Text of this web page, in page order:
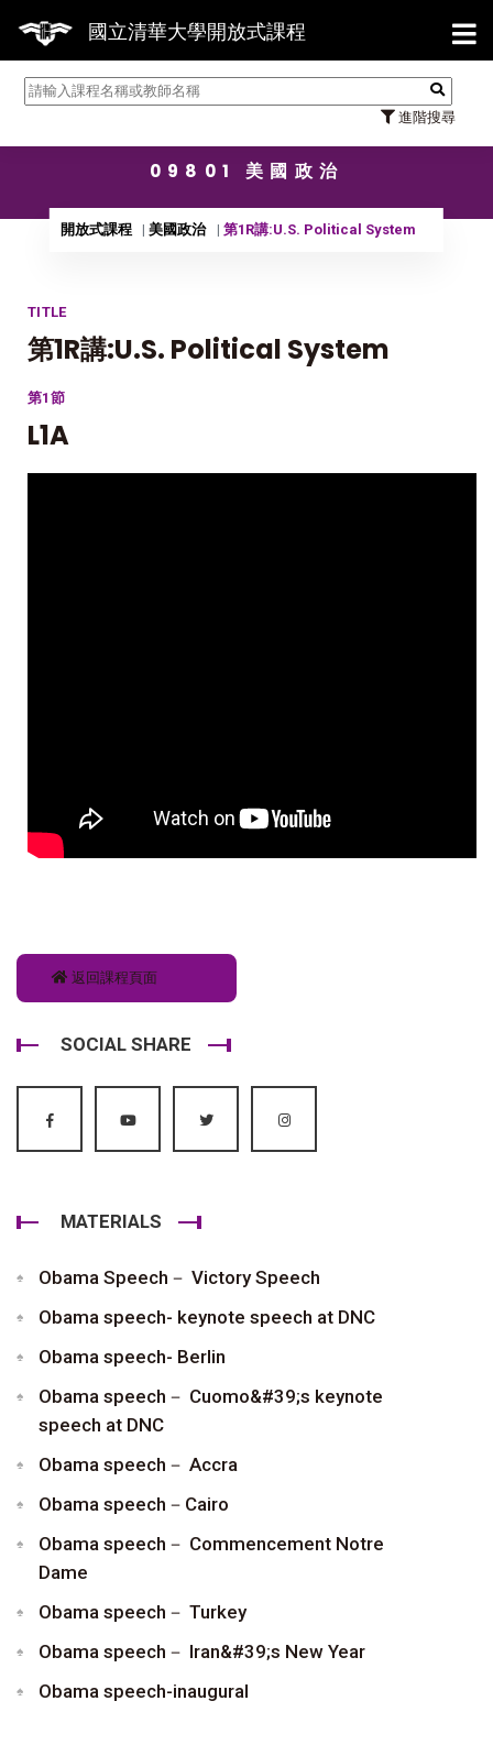
國立清華大學開放式課程
進階搜尋
【7/31】114學年度第
09801 美國政治
開放式課程 美國政治 第1R講:U.S. Political System
TITLE
第1R講:U.S. Political System
第1節
L1A
返回課程頁面
SOCIAL SHARE
MATERIALS
Obama Speech－ Victory Speech
Obama speech- keynote speech at DNC
Obama speech- Berlin
Obama speech－ Cuomo&#39;s keynote
speech at DNC
Obama speech－ Accra
Obama speech－Cairo
Obama speech－ Commencement Notre
Dame
Obama speech－ Turkey
Obama speech－ Iran&#39;s New Year
Obama speech-inaugural